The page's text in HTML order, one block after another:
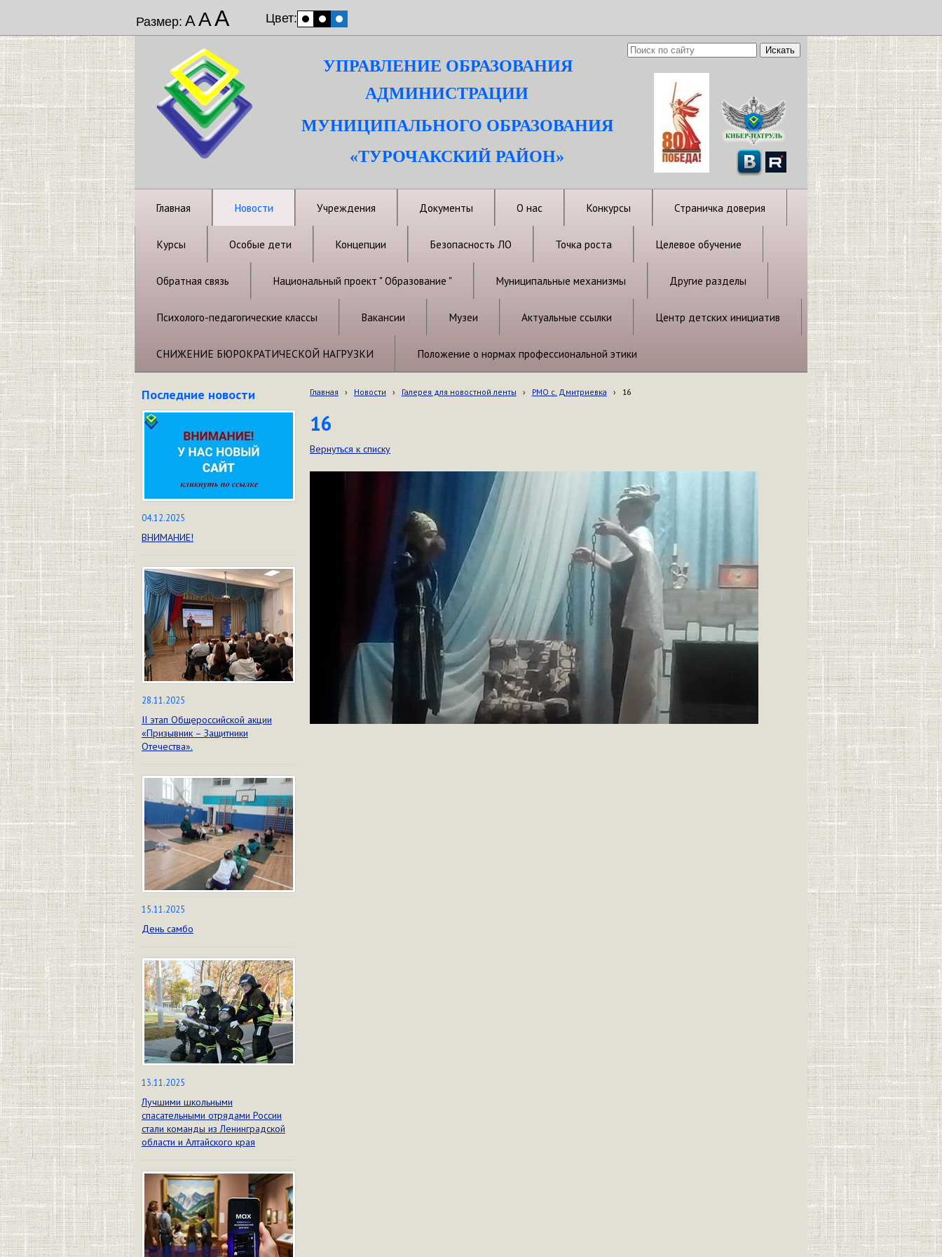
Размер: ААА Цвет:
УПРАВЛЕНИЕ ОБРАЗОВАНИЯ
АДМИНИСТРАЦИИ
МУНИЦИПАЛЬНОГО ОБРАЗОВАНИЯ
«ТУРОЧАКСКИЙ РАЙОН»
Главная Новости Учреждения Документы О нас Конкурсы Страничка доверия
Курсы Особые дети Концепции Безопасность ЛО Точка роста Целевое обучение
Обратная связь Национальный проект " Образование " Муниципальные механизмы Другие разделы
Психолого-педагогические классы Вакансии Музеи Актуальные ссылки Центр детских инициатив
СНИЖЕНИЕ БЮРОКРАТИЧЕСКОЙ НАГРУЗКИ Положение о нормах профессиональной этики
Последние новости
04.12.2025
ВНИМАНИЕ!
28.11.2025
II этап Общероссийской акции
«Призывник – Защитники
Отечества».
15.11.2025
День самбо
13.11.2025
Лучшими школьными
спасательными отрядами России
стали команды из Ленинградской
области и Алтайского края
Главная › Новости › Галерея для новостной ленты › РМО с. Дмитриевка › 16
16
Вернуться к списку